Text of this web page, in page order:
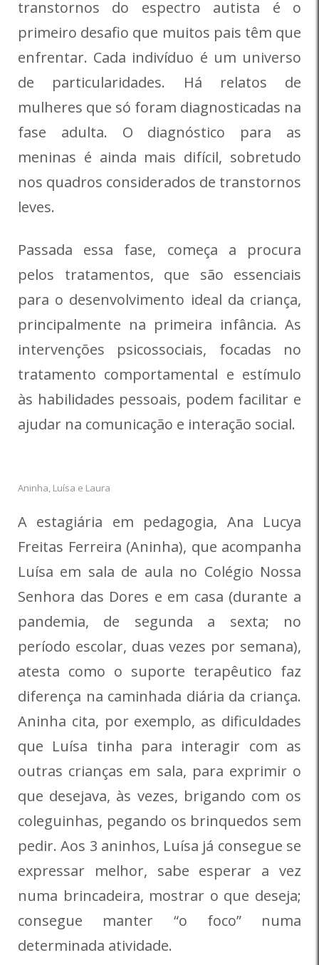
transtornos do espectro autista é o
primeiro desafio que muitos pais têm que
enfrentar. Cada indivíduo é um universo
de particularidades. Há relatos de
mulheres que só foram diagnosticadas na
fase adulta. O diagnóstico para as
meninas é ainda mais difícil, sobretudo
nos quadros considerados de transtornos
leves.
Passada essa fase, começa a procura
pelos tratamentos, que são essenciais
para o desenvolvimento ideal da criança,
principalmente na primeira infância. As
intervenções psicossociais, focadas no
tratamento comportamental e estímulo
às habilidades pessoais, podem facilitar e
ajudar na comunicação e interação social.
Aninha, Luísa e Laura
A estagiária em pedagogia, Ana Lucya
Freitas Ferreira (Aninha), que acompanha
Luísa em sala de aula no Colégio Nossa
Senhora das Dores e em casa (durante a
pandemia, de segunda a sexta; no
período escolar, duas vezes por semana),
atesta como o suporte terapêutico faz
diferença na caminhada diária da criança.
Aninha cita, por exemplo, as dificuldades
que Luísa tinha para interagir com as
outras crianças em sala, para exprimir o
que desejava, às vezes, brigando com os
coleguinhas, pegando os brinquedos sem
pedir. Aos 3 aninhos, Luísa já consegue se
expressar melhor, sabe esperar a vez
numa brincadeira, mostrar o que deseja;
consegue manter “o foco” numa
determinada atividade.